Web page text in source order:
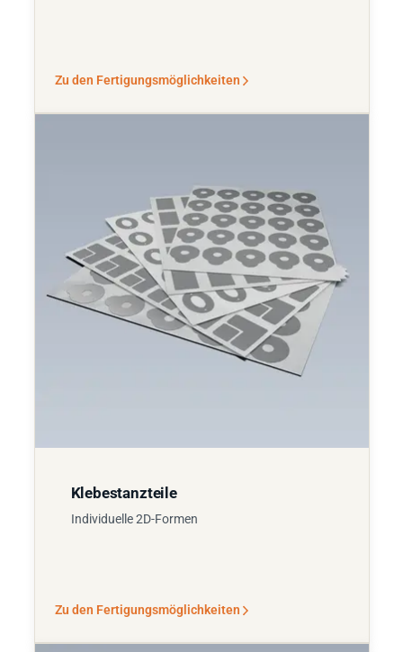
Zu den Fertigungsmöglichkeiten
Klebestanzteile
Individuelle 2D-Formen
Zu den Fertigungsmöglichkeiten